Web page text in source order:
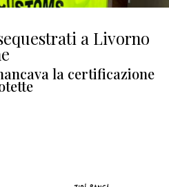
a Livorno
la certificazione